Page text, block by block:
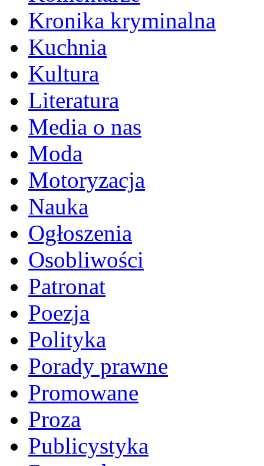
Kronika kryminalna
Kuchnia
Kultura
Literatura
Media o nas
Moda
Motoryzacja
Nauka
Ogłoszenia
Osobliwości
Patronat
Poezja
Polityka
Porady prawne
Promowane
Proza
Publicystyka